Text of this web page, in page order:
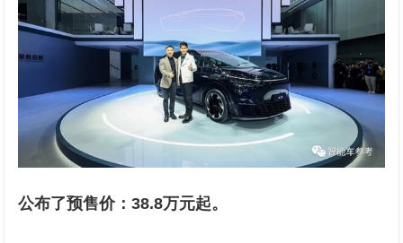
公布了预售价：38.8万元起。